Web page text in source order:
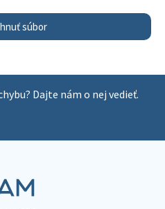
súbor
Dajte nám o nej vedieť.